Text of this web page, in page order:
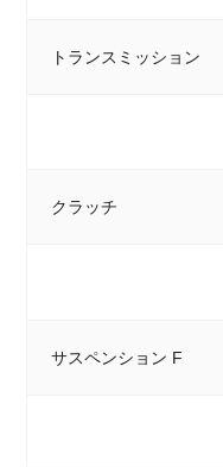
トランスミッション
クラッチ
サスペンション F